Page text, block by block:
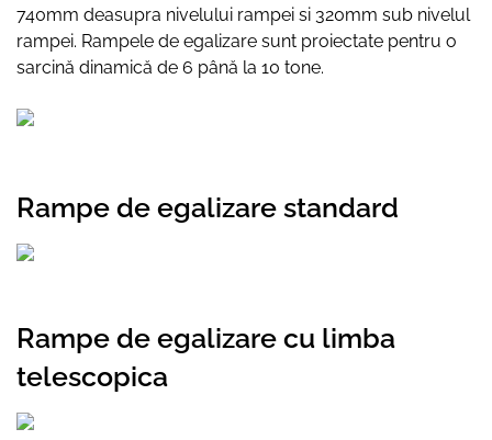
740mm deasupra nivelului rampei si 320mm sub nivelul
rampei. Rampele de egalizare sunt proiectate pentru o
sarcină dinamică de 6 până la 10 tone.
Rampe de egalizare standard
Rampe de egalizare cu limba
telescopica